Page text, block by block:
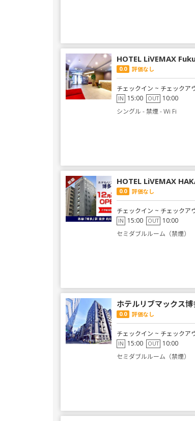
HOTEL LiVEMAX
0.0 評価なし
チェックイン ~ チェックア
IN 15:00 OUT 10:00
シングル - 禁煙 - Wi Fi
HOTEL LiVEMAX
0.0 評価なし
チェックイン ~ チェックア
IN 15:00 OUT 10:00
セミダブルルーム（禁煙）
ホテルリブマックス博
0.0 評価なし
チェックイン ~ チェックア
IN 15:00 OUT 10:00
セミダブルルーム（禁煙）